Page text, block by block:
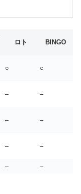
ロト BINGO
○ ○
– –
– –
– –
–
–